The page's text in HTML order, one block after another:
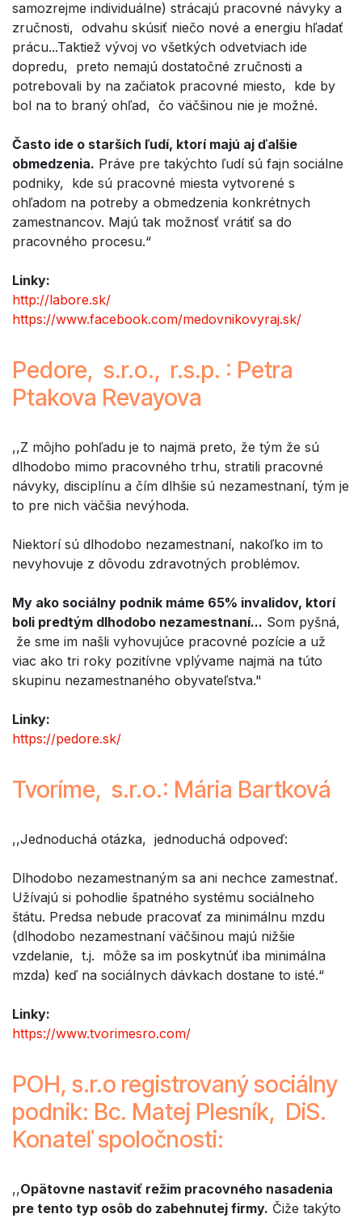
samozrejme individuálne) strácajú pracovné návyky a
zručnosti, odvahu skúsiť niečo nové a energiu hľadať
prácu...Taktiež vývoj vo všetkých odvetviach ide
dopredu, preto nemajú dostatočné zručnosti a
potrebovali by na začiatok pracovné miesto, kde by
bol na to braný ohľad, čo väčšinou nie je možné.
Často ide o starších ľudí, ktorí majú aj ďalšie
obmedzenia. Práve pre takýchto ľudí sú fajn sociálne
podniky, kde sú pracovné miesta vytvorené s
ohľadom na potreby a obmedzenia konkrétnych
zamestnancov. Majú tak možnosť vrátiť sa do
pracovného procesu.“
Linky:
http://labore.sk/
https://www.facebook.com/medovnikovyraj.sk/
Pedore, s.r.o., r.s.p. : Petra
Ptakova Revayova
,,Z môjho pohľadu je to najmä preto, že tým že sú
dlhodobo mimo pracovného trhu, stratili pracovné
návyky, disciplínu a čím dlhšie sú nezamestnaní, tým je
to pre nich väčšia nevýhoda.
Niektorí sú dlhodobo nezamestnaní, nakoľko im to
nevyhovuje z dôvodu zdravotných problémov.
My ako sociálny podnik máme 65% invalidov, ktorí
boli predtým dlhodobo nezamestnaní... Som pyšná,
že sme im našli vyhovujúce pracovné pozície a už
viac ako tri roky pozitívne vplývame najmä na túto
skupinu nezamestnaného obyvateľstva."
Linky:
https://pedore.sk/
Tvoríme, s.r.o.: Mária Bartková
,,Jednoduchá otázka, jednoduchá odpoveď:
Dlhodobo nezamestnaným sa ani nechce zamestnať.
Užívajú si pohodlie špatného systému sociálneho
štátu. Predsa nebude pracovať za minimálnu mzdu
(dlhodobo nezamestnaní väčšinou majú nižšie
vzdelanie, t.j. môže sa im poskytnúť iba minimálna
mzda) keď na sociálnych dávkach dostane to isté.“
Linky:
https://www.tvorimesro.com/
POH, s.r.o registrovaný sociálny
podnik: Bc. Matej Plesník, DiS.
Konateľ spoločnosti:
,,Opätovne nastaviť režim pracovného nasadenia
pre tento typ osôb do zabehnutej firmy. Čiže takýto